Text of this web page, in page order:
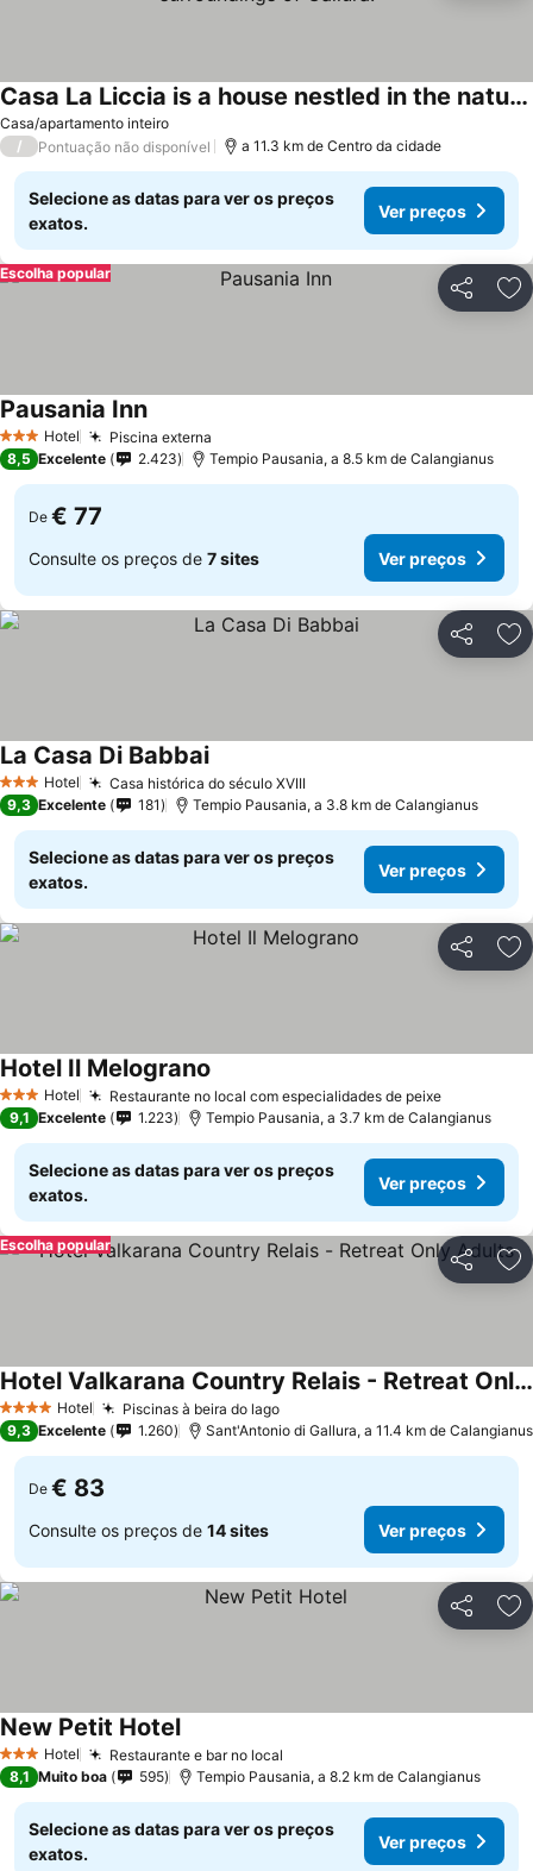
Casa/apartamento inteiro
Casa La Liccia is a house nestled in the natural surroundings of Gallura.
/ Pontuação não disponível a 11.3 km de Centro da cidade
Selecione as datas para ver os preços
exatos.
Ver preços
Partilhar
Escolha popular
3 EstrelasHotel Piscina externa
Pausania Inn
8,5 Excelente 2.423 Tempio Pausania, a 8.5 km de Calangianus
De € 77
Consulte os preços de 7 sites Ver preços
Partilhar
3 EstrelasHotel Casa histórica do século XVIII
La Casa Di Babbai
9,3 Excelente 181 Tempio Pausania, a 3.8 km de Calangianus
Selecione as datas para ver os preços
exatos.
Ver preços
Partilhar
3 EstrelasHotel Restaurante no local com especialidades de peixe
Hotel Il Melograno
9,1 Excelente 1.223 Tempio Pausania, a 3.7 km de Calangianus
Selecione as datas para ver os preços
exatos.
Ver preços
Partilhar
Escolha popular
4 EstrelasHotel Piscinas à beira do lago
Hotel Valkarana Country Relais - Retreat Only Adults
9,3 Excelente 1.260 Sant'Antonio di Gallura, a 11.4 km de Calangianus
De € 83
Consulte os preços de 14 sites Ver preços
Partilhar
3 EstrelasHotel Restaurante e bar no local
New Petit Hotel
8,1 Muito boa 595 Tempio Pausania, a 8.2 km de Calangianus
Selecione as datas para ver os preços
exatos.
Ver preços